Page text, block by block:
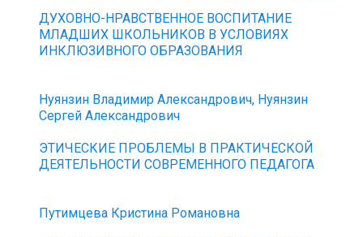
ДУХОВНО-НРАВСТВЕННОЕ ВОСПИТАНИЕ
МЛАДШИХ ШКОЛЬНИКОВ В УСЛОВИЯХ
ИНКЛЮЗИВНОГО ОБРАЗОВАНИЯ
Нуянзин Владимир Александрович, Нуянзин
Сергей Александрович
ЭТИЧЕСКИЕ ПРОБЛЕМЫ В ПРАКТИЧЕСКОЙ
ДЕЯТЕЛЬНОСТИ СОВРЕМЕННОГО ПЕДАГОГА
Путимцева Кристина Романовна